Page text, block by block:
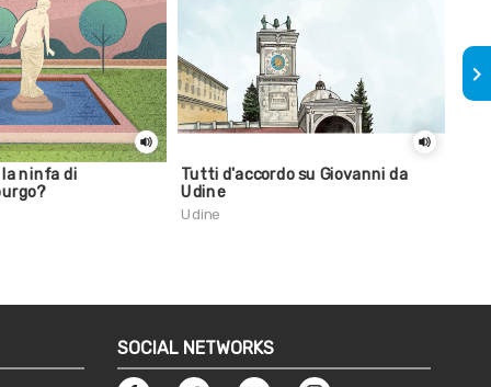
la ninfa di
Tutti d'accordo su Giovanni da
Udine
Udine
keyboard_arrow_right
SOCIAL NETWORKS